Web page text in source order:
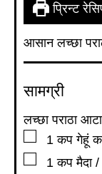
प्रिन्ट
आसान लच्छा
सामग्री
लच्छा पराठा
▢
1 कप गेहूं
▢
1 कप मैदा